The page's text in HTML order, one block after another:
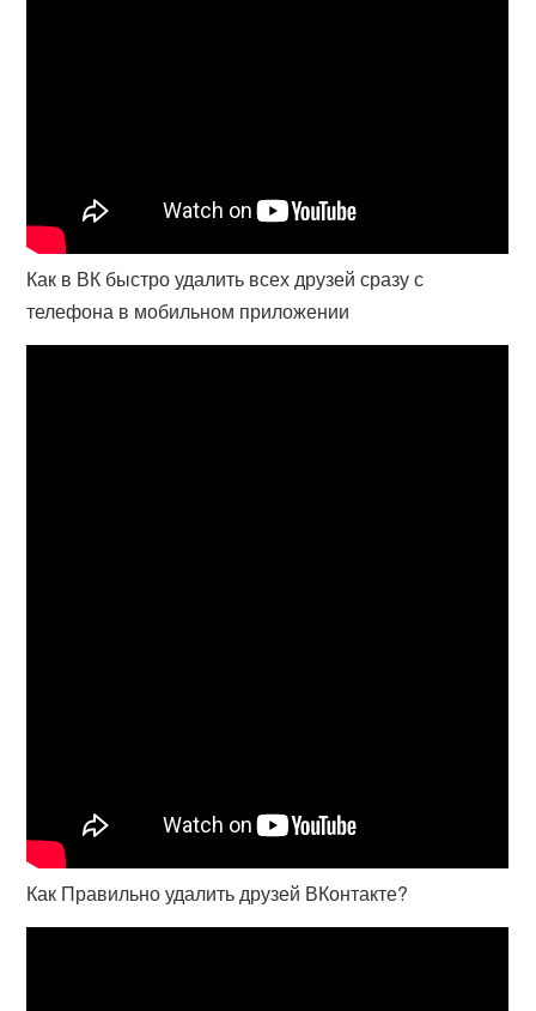
Как в ВК быстро удалить всех друзей сразу с
телефона в мобильном приложении
Как Правильно удалить друзей ВКонтакте?